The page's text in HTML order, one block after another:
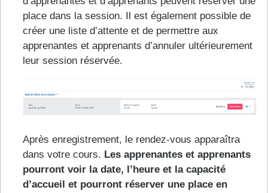
place dans la session. Il est également possible de
créer une liste d’attente et de permettre aux
apprenantes et apprenants d’annuler ultérieurement
leur session réservée.
Après enregistrement, le rendez-vous apparaîtra
dans votre cours. Les apprenantes et apprenants
pourront voir la date, l’heure et la capacité
d’accueil et pourront réserver une place en